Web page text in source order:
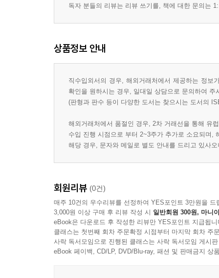
독자 분들의 리뷰는 리뷰 쓰기를, 책에 대한 문의는
상품정보 안내
직수입외서의 경우, 해외거래처에서 제공하는 정
확인을 원하시는 경우, 일대일 상담으로 문의하여 주
(판형과 판수 등이 다양한 도서는 찾으시는 도서의
해외거래처에서 품절인 경우, 2차 거래선을 통해 유
수입 진행 시점으로 부터 2~3주가 추가로 소요되며,
해당 경우, 문자와 메일로 별도 안내를 드리고 있사
회원리뷰 (0건)
매주 10건의 우수리뷰를 선정하여 YES포인트 3만원을 드
3,000원 이상 구매 후 리뷰 작성 시 일반회원 300원, 마니
eBook은 다운로드 후 작성한 리뷰만 YES포인트 지급됩니
클래스는 첫번째 회차 주문확정 시점부터 마지막 회차 주
사락 독서모임으로 진행된 클래스는 사락 독서모임 게시
eBook 페이백, CD/LP, DVD/Blu-ray, 패션 및 판매금지 상